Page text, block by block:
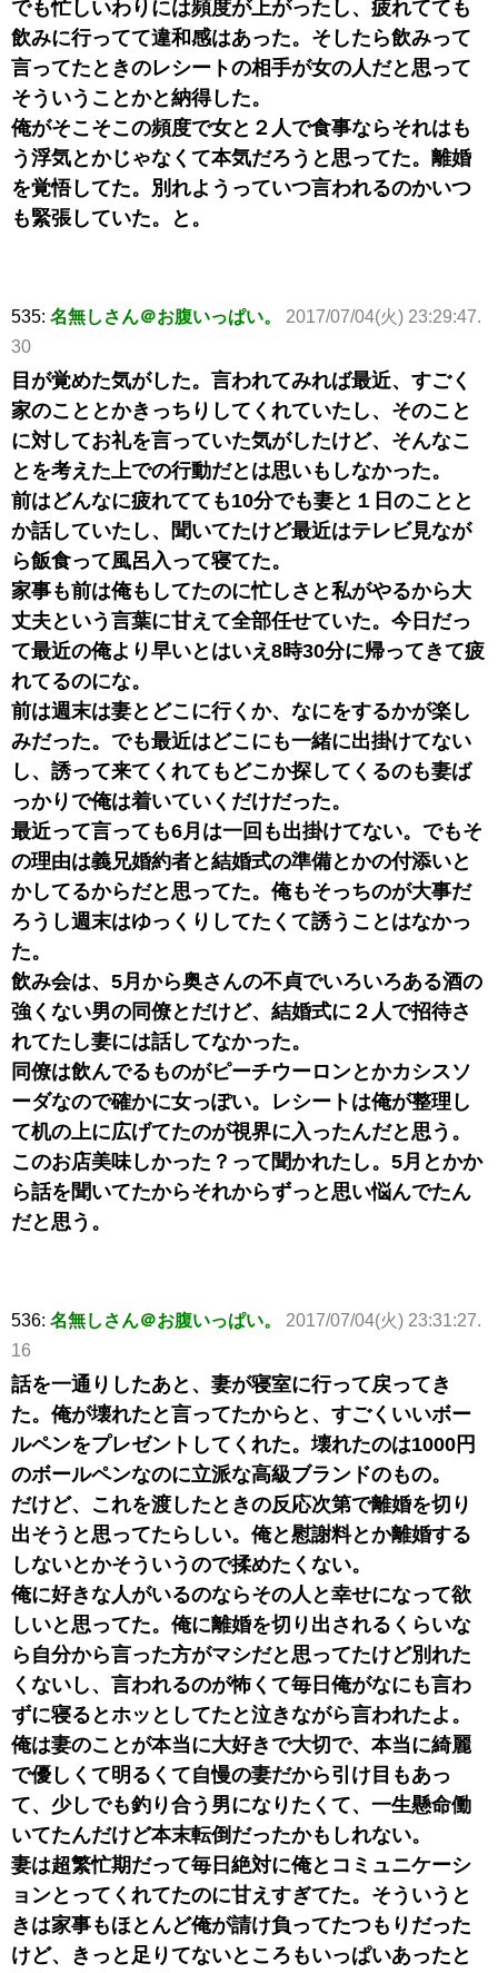
でも忙しいわりには頻度が上がったし、疲れてても
飲みに行ってて違和感はあった。そしたら飲みって
言ってたときのレシートの相手が女の人だと思って
そういうことかと納得した。
俺がそこそこの頻度で女と２人で食事ならそれはも
う浮気とかじゃなくて本気だろうと思ってた。離婚
を覚悟してた。別れようっていつ言われるのかいつ
も緊張していた。と。
535: 名無しさん＠お腹いっぱい。
2017/07/04(火) 23:29:47.
30
目が覚めた気がした。言われてみれば最近、すごく
家のこととかきっちりしてくれていたし、そのこと
に対してお礼を言っていた気がしたけど、そんなこ
とを考えた上での行動だとは思いもしなかった。
前はどんなに疲れてても10分でも妻と１日のことと
か話していたし、聞いてたけど最近はテレビ見なが
ら飯食って風呂入って寝てた。
家事も前は俺もしてたのに忙しさと私がやるから大
丈夫という言葉に甘えて全部任せていた。今日だっ
て最近の俺より早いとはいえ8時30分に帰ってきて疲
れてるのにな。
前は週末は妻とどこに行くか、なにをするかが楽し
みだった。でも最近はどこにも一緒に出掛けてない
し、誘って来てくれてもどこか探してくるのも妻ば
っかりで俺は着いていくだけだった。
最近って言っても6月は一回も出掛けてない。でもそ
の理由は義兄婚約者と結婚式の準備とかの付添いと
かしてるからだと思ってた。俺もそっちのが大事だ
ろうし週末はゆっくりしてたくて誘うことはなかっ
た。
飲み会は、5月から奥さんの不貞でいろいろある酒の
強くない男の同僚とだけど、結婚式に２人で招待さ
れてたし妻には話してなかった。
同僚は飲んでるものがピーチウーロンとかカシスソ
ーダなので確かに女っぽい。レシートは俺が整理し
て机の上に広げてたのが視界に入ったんだと思う。
このお店美味しかった？って聞かれたし。5月とかか
ら話を聞いてたからそれからずっと思い悩んでたん
だと思う。
536: 名無しさん＠お腹いっぱい。
2017/07/04(火) 23:31:27.
16
話を一通りしたあと、妻が寝室に行って戻ってき
た。俺が壊れたと言ってたからと、すごくいいボー
ルペンをプレゼントしてくれた。壊れたのは1000円
のボールペンなのに立派な高級ブランドのもの。
だけど、これを渡したときの反応次第で離婚を切り
出そうと思ってたらしい。俺と慰謝料とか離婚する
しないとかそういうので揉めたくない。
俺に好きな人がいるのならその人と幸せになって欲
しいと思ってた。俺に離婚を切り出されるくらいな
ら自分から言った方がマシだと思ってたけど別れた
くないし、言われるのが怖くて毎日俺がなにも言わ
ずに寝るとホッとしてたと泣きながら言われたよ。
俺は妻のことが本当に大好きで大切で、本当に綺麗
で優しくて明るくて自慢の妻だから引け目もあっ
て、少しでも釣り合う男になりたくて、一生懸命働
いてたんだけど本末転倒だったかもしれない。
妻は超繁忙期だって毎日絶対に俺とコミュニケーシ
ョンとってくれてたのに甘えすぎてた。そういうと
きは家事もほとんど俺が請け負ってたつもりだった
けど、きっと足りてないところもいっぱいあったと